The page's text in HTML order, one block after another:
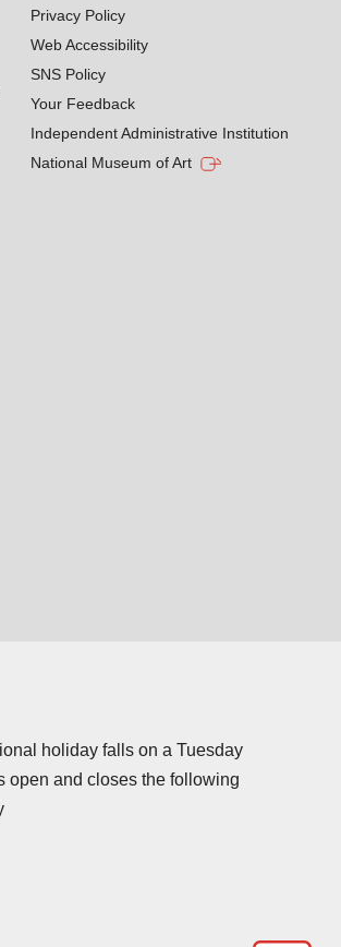
Privacy Policy
Web Accessibility
SNS Policy
Your Feedback
Independent Administrative Institution
National Museum of Art
holiday falls on a Tuesday
open and closes the following